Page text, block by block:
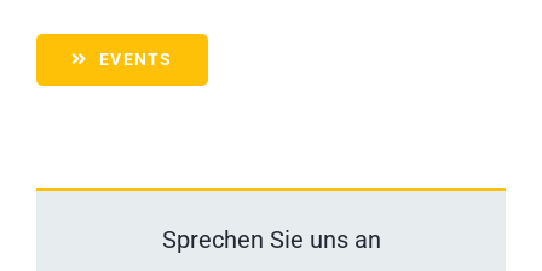
EVENTS
Sprechen Sie uns an